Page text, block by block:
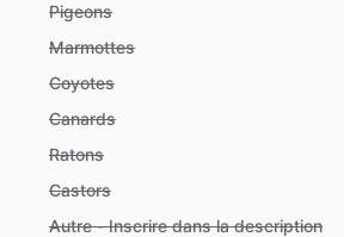
Pigeons
Marmottes
Coyotes
Canards
Ratons
Castors
Autre - Inscrire dans la description